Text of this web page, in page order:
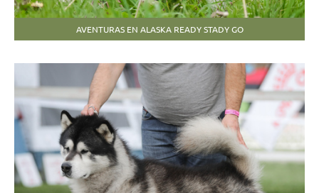
AVENTURAS EN ALASKA READY STADY GO